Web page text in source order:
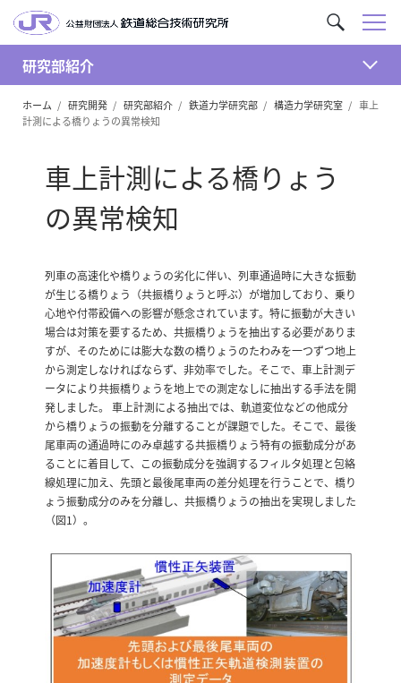
サ
イ
内
を
メ
ー
研究部紹介
開
ホーム 研究開発 研究部紹介 鉄道力学研究部 構造力学研究室
車上
計測による橋りょうの異常検知
車上計測による橋りょう
の異常検知
列車の高速化や橋りょうの劣化に伴い、列車通過時に大きな振動
が生じる橋りょう（共振橋りょうと呼ぶ）が増加しており、乗り
心地や付帯設備への影響が懸念されています。特に振動が大きい
場合は対策を要するため、共振橋りょうを抽出する必要がありま
すが、そのためには膨大な数の橋りょうのたわみを一つずつ地上
から測定しなければならず、非効率でした。そこで、車上計測デ
ータにより共振橋りょうを地上での測定なしに抽出する手法を開
発しました。 車上計測による抽出では、軌道変位などの他成分
から橋りょうの振動を分離することが課題でした。そこで、最後
尾車両の通過時にのみ卓越する共振橋りょう特有の振動成分があ
ることに着目して、この振動成分を強調するフィルタ処理と包絡
線処理に加え、先頭と最後尾車両の差分処理を行うことで、橋り
ょう振動成分のみを分離し、共振橋りょうの抽出を実現しました
（図1）。